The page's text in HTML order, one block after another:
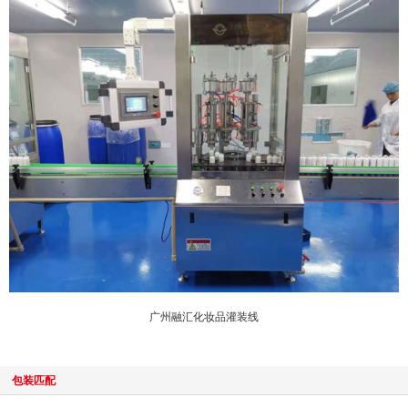
广州融汇化妆品灌装线
包装匹配